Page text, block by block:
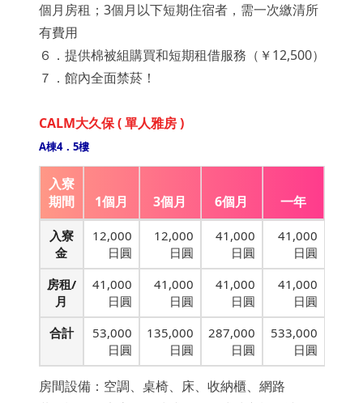
個月房租；3個月以下短期住宿者，需一次繳清所
有費用
６．提供棉被組購買和短期租借服務（￥12,500）
７．館內全面禁菸！
CALM大久保 ( 單人雅房 )
A棟4．5樓
入寮
期間
1個月 3個月 6個月 一年
入寮
金
12,000
日圓
12,000
日圓
41,000
日圓
41,000
日圓
房租/
月
41,000
日圓
41,000
日圓
41,000
日圓
41,000
日圓
合計
53,000
日圓
135,000
日圓
287,000
日圓
533,000
日圓
房間設備：空調、桌椅、床、收納櫃、網路